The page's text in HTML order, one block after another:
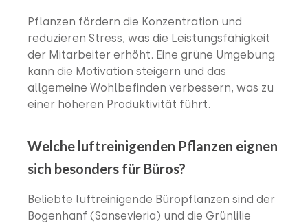
Pflanzen fördern die Konzentration und
reduzieren Stress, was die Leistungsfähigkeit
der Mitarbeiter erhöht. Eine grüne Umgebung
kann die Motivation steigern und das
allgemeine Wohlbefinden verbessern, was zu
einer höheren Produktivität führt.
Welche luftreinigenden Pflanzen eignen
sich besonders für Büros?
Beliebte luftreinigende Büropflanzen sind der
Bogenhanf (Sansevieria) und die Grünlilie